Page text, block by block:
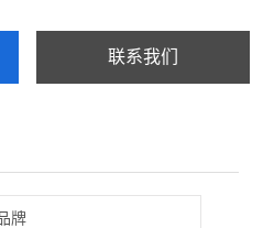
联系我们
牌